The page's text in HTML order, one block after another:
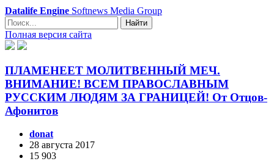
Datalife Engine Softnews Media Group
Найти
Полная версия сайта
ПЛАМЕНЕЕТ МОЛИТВЕННЫЙ МЕЧ.
ВНИМАНИЕ! ВСЕМ ПРАВОСЛАВНЫМ
РУССКИМ ЛЮДЯМ ЗА ГРАНИЦЕЙ! От Отцов-
Афонитов
donat
28 августа 2017
15 903